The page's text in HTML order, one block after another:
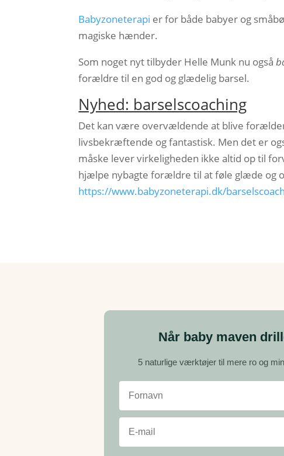
Babyzoneterapi er for både babyer og
magiske hænder.
Som noget nyt tilbyder Helle Munk nu også
forældre til en god og glædelig barsel.
Nyhed: barselscoaching
Det kan være overvældende at blive
livsbekræftende og fantastisk. Men det er
måske lever virkeligheden ikke altid op til
hjælpe nybagte forældre til at føle glæde og
https://www.babyzoneterapi.dk/
Når baby maven
5 naturlige værktøjer til mere ro og